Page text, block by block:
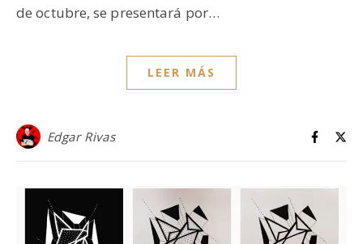
de octubre, se presentará por…
LEER MÁS
Edgar Rivas